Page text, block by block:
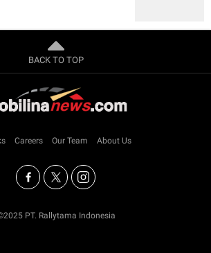
BACK TO TOP
Careers Our Team About Us
PT. Rallytama Indonesia